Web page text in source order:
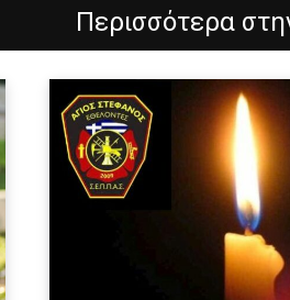
Περισσότερα